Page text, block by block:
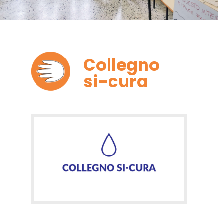
Collegno
si-cura